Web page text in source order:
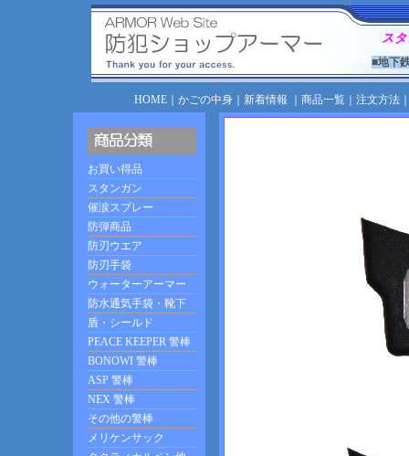
ス
■地下
HOME｜ かごの中身｜ 新着情報 商品一覧｜ 注文方法